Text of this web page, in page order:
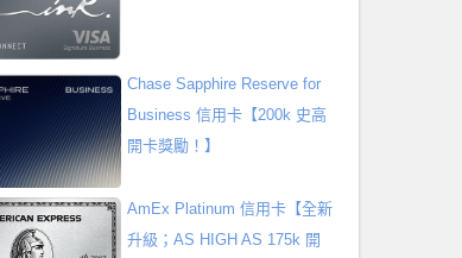
Chase Sapphire Reserve for
Business 信用卡【200k 史高
開卡獎勵！】
AmEx Platinum 信用卡【全新
升級；AS HIGH AS 175k 開